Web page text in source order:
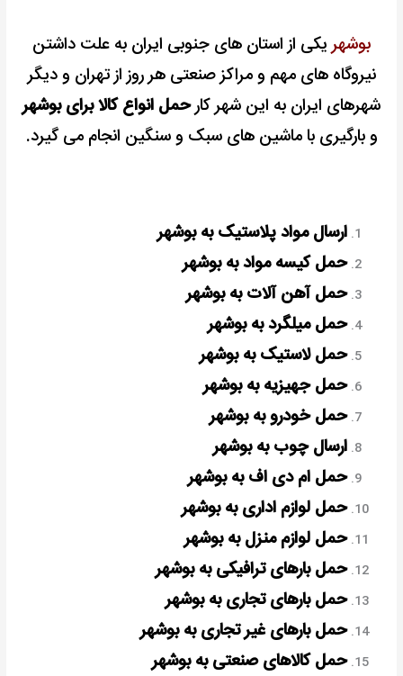
بوشهریکی از استان های جنوبی ایران به علت داشتن
نیروگاه های مهم و مراکز صنعتی هر روز از تهران و دیگر
شهرهای ایران به این شهر کارحمل انواع کالا برایبوشهر
و بارگیری با ماشین های سبک و سنگین انجام می گیرد.
ارسال مواد پلاستیک به بوشهر
حمل کیسه مواد به بوشهر
حمل آهن آلات به بوشهر
حمل میلگرد به بوشهر
حمل لاستیک به بوشهر
حمل جهیزیه به بوشهر
حمل خودرو به بوشهر
ارسال چوب به بوشهر
حمل ام دی اف به بوشهر
حمل لوازم اداری به بوشهر
حمل لوازم منزل به بوشهر
حمل بارهای ترافیکی به بوشهر
حمل بارهای تجاری به بوشهر
حمل بارهای غیر تجاری به بوشهر
حمل کالاهای صنعتی به بوشهر